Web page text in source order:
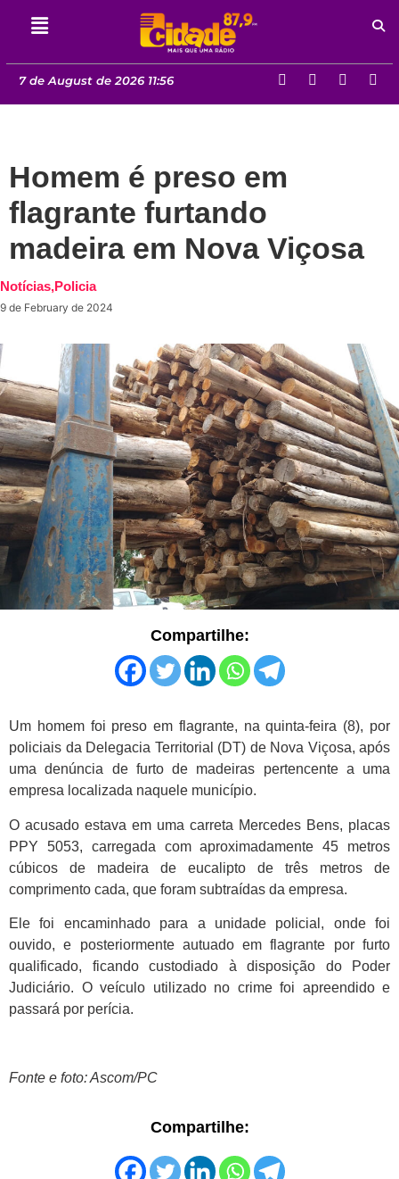
7 de August de 2026 11:56
Homem é preso em
flagrante furtando
madeira em Nova Viçosa
Notícias,Policia
9 de February de 2024
Compartilhe:
Um homem foi preso em flagrante, na quinta-feira (8), por
policiais da Delegacia Territorial (DT) de Nova Viçosa, após
uma denúncia de furto de madeiras pertencente a uma
empresa localizada naquele município.
O acusado estava em uma carreta Mercedes Bens, placas
PPY 5053, carregada com aproximadamente 45 metros
cúbicos de madeira de eucalipto de três metros de
comprimento cada, que foram subtraídas da empresa.
Ele foi encaminhado para a unidade policial, onde foi
ouvido, e posteriormente autuado em flagrante por furto
qualificado, ficando custodiado à disposição do Poder
Judiciário. O veículo utilizado no crime foi apreendido e
passará por perícia.
Fonte e foto: Ascom/PC
Compartilhe: